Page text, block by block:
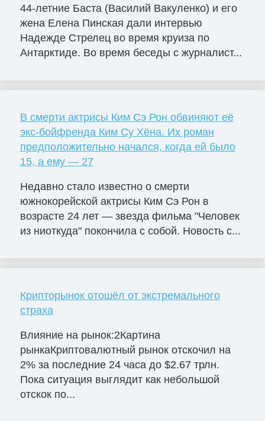
44-летние Баста (Василий Вакуленко) и его
жена Елена Пинская дали интервью
Надежде Стрелец во время круиза по
Антарктиде. Во время беседы с журналист...
В смерти актрисы Ким Сэ Рон обвиняют её
экс-бойфренда Ким Су Хёна. Их роман
предположительно начался, когда ей было
15, а ему — 27
Недавно стало известно о смерти
южнокорейской актрисы Ким Сэ Рон в
возрасте 24 лет — звезда фильма "Человек
из ниоткуда" покончила с собой. Новость с...
Крипторынок отошёл от экстремального
страха
Влияние на рынок:2Картина
рынкаКриптовалютный рынок отскочил на
2% за последние 24 часа до $2.67 трлн.
Пока ситуация выглядит как небольшой
отскок по...